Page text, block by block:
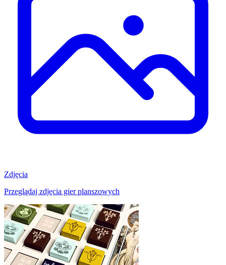
Zdjęcia
Przeglądaj zdjęcia gier planszowych